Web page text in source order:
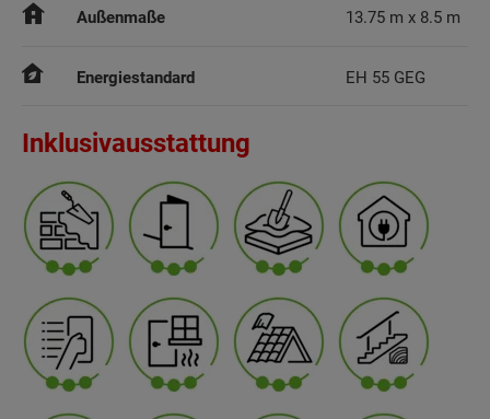
Außenmaße 13.75 m x 8.5 m
Energiestandard EH 55 GEG
Inklusivausstattung